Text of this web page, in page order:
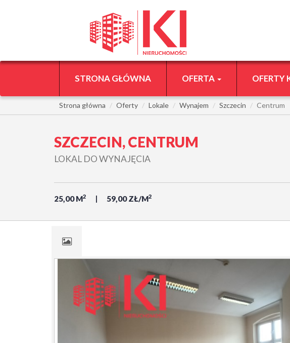
STRONA GŁÓWNA OFERTA OFERTY
Strona główna Oferty Lokale Wynajem Szczecin Centrum
SZCZECIN, CENTRUM
LOKAL DO WYNAJĘCIA
25,00 M2 59,00 ZŁ/M2